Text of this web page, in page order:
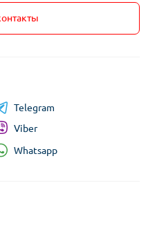
Telegram
Viber
Whatsapp